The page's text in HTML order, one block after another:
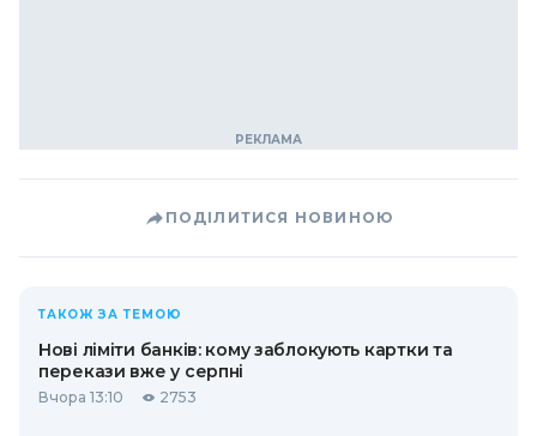
ПОДІЛИТИСЯ НОВИНОЮ
ТАКОЖ ЗА ТЕМОЮ
Нові ліміти банків: кому заблокують картки та
перекази вже у серпні
Вчора 13:10 2753